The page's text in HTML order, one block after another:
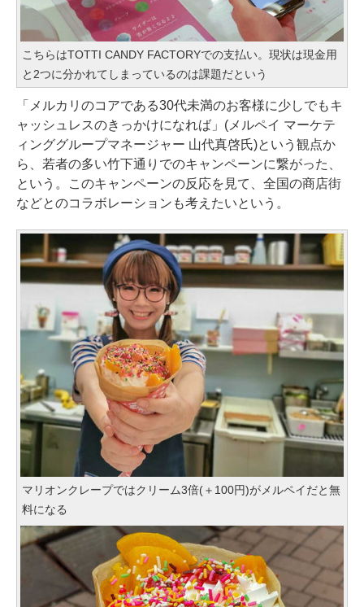
こちらはTOTTI CANDY FACTORYでの支払い。現状は現金用
と2つに分かれてしまっているのは課題だという
「メルカリのコアである30代未満のお客様に少しでもキ
ャッシュレスのきっかけになれば」(メルペイ マーケテ
ィンググループマネージャー 山代真啓氏)という観点か
ら、若者の多い竹下通りでのキャンペーンに繋がった、
という。このキャンペーンの反応を見て、全国の商店街
などとのコラボレーションも考えたいという。
マリオンクレープではクリーム3倍(＋100円)がメルペイだと無
料になる